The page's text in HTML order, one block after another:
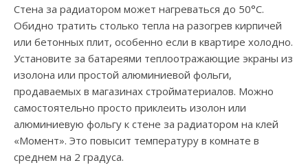
Стена за радиатором может нагреваться до 50°С.
Обидно тратить столько тепла на разогрев кирпичей
или бетонных плит, особенно если в квартире холодно.
Установите за батареями теплоотражающие экраны из
изолона или простой алюминиевой фольги,
продаваемых в магазинах стройматериалов. Можно
самостоятельно просто приклеить изолон или
алюминиевую фольгу к стене за радиатором на клей
«Момент». Это повысит температуру в комнате в
среднем на 2 градуса.